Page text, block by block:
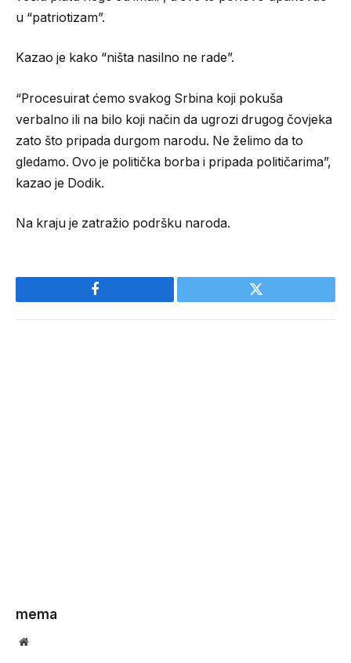
u “patriotizam”.
Kazao je kako “ništa nasilno ne rade”.
“Procesuirat ćemo svakog Srbina koji pokuša
verbalno ili na bilo koji način da ugrozi drugog čovjeka
zato što pripada durgom narodu. Ne želimo da to
gledamo. Ovo je politička borba i pripada političarima”,
kazao je Dodik.
Na kraju je zatražio podršku naroda.
Facebook Twitter
mema
Website